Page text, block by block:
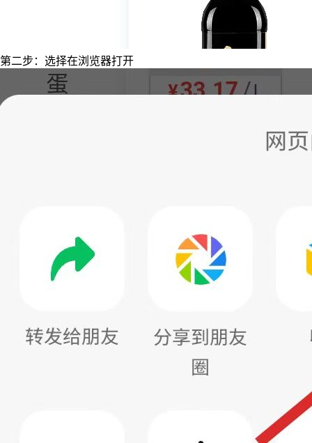
第二步：选择在浏览器打开